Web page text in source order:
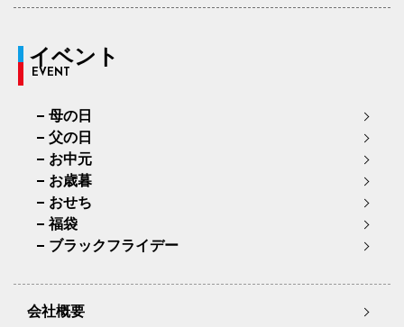
イベント
EVENT
母の日
父の日
お中元
お歳暮
おせち
福袋
ブラックフライデー
会社概要